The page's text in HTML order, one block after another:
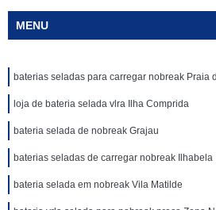
MENU
baterias seladas para carregar nobreak Praia
loja de bateria selada vlra Ilha Comprida
bateria selada de nobreak Grajau
baterias seladas de carregar nobreak Ilhabela
bateria selada em nobreak Vila Matilde